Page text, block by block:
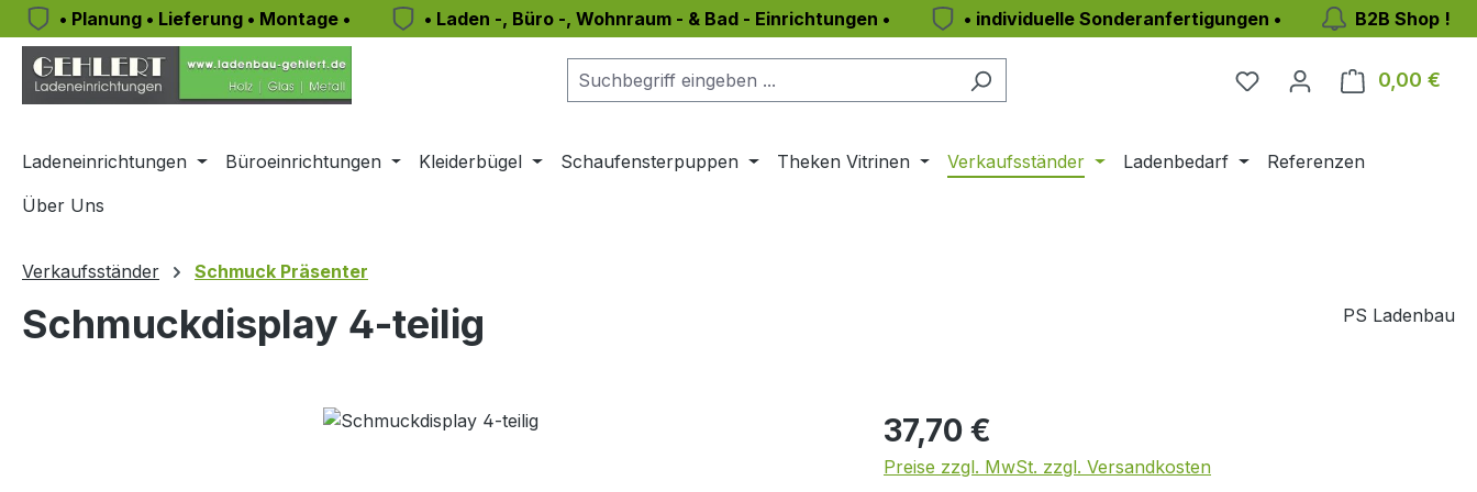
Hauptinhalt springen
Zur Suche springen
Zur Hauptnavigation springen
• Planung • Lieferung • Montage • • Laden -, Büro -, Wohnraum - & Bad - Einrichtungen • • individuelle Sonderanfertigungen • B2B Shop !
0,00 €
Ladeneinrichtungen Büroeinrichtungen Kleiderbügel Schaufensterpuppen Theken Vitrinen Verkaufsständer Ladenbedarf
Referenzen
Über Uns
Verkaufsständer Schmuck Präsenter
Schmuckdisplay 4-teilig PS Ladenbau
Regulärer Preis:
37,70 €
Preise zzgl. MwSt. zzgl. Versandkosten